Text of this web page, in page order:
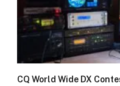
CQ World Wide DX